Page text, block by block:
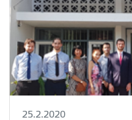
25.2.2020